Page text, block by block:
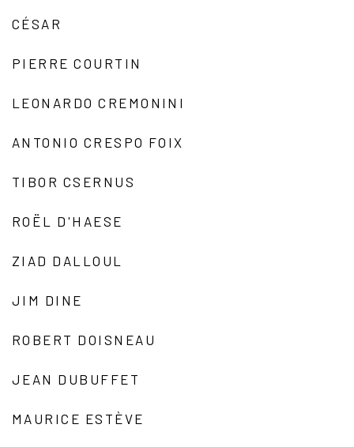
CÉSAR
PIERRE COURTIN
LEONARDO CREMONINI
ANTONIO CRESPO FOIX
TIBOR CSERNUS
ROËL D'HAESE
ZIAD DALLOUL
JIM DINE
ROBERT DOISNEAU
JEAN DUBUFFET
MAURICE ESTÈVE